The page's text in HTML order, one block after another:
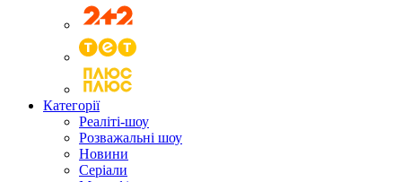
Категорії
Реаліті-шоу
Розважальні шоу
Новини
Серіали